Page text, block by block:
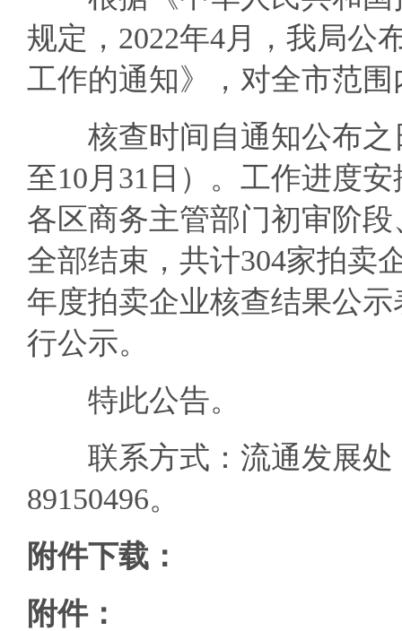
规定，2022年4月，我局公
工作的通知》，对全市范
核查时间自通知公布之
至10月31日）。工作进度
各区商务主管部门初审阶
全部结束，共计304家拍卖
年度拍卖企业核查结果公
行公示。
特此公告。
联系方式：流通发展处
89150496。
附件下载：
附件：